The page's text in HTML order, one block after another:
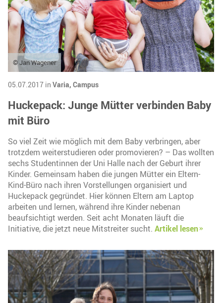
© Jan Wagener
05.07.2017 in Varia, Campus
Huckepack: Junge Mütter verbinden Baby
mit Büro
So viel Zeit wie möglich mit dem Baby verbringen, aber
trotzdem weiterstudieren oder promovieren? – Das wollten
sechs Studentinnen der Uni Halle nach der Geburt ihrer
Kinder. Gemeinsam haben die jungen Mütter ein Eltern-
Kind-Büro nach ihren Vorstellungen organisiert und
Huckepack gegründet. Hier können Eltern am Laptop
arbeiten und lernen, während ihre Kinder nebenan
beaufsichtigt werden. Seit acht Monaten läuft die
Initiative, die jetzt neue Mitstreiter sucht. Artikel lesen